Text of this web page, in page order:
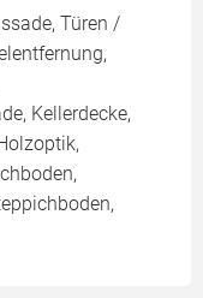
Türen /
Kellerdecke,